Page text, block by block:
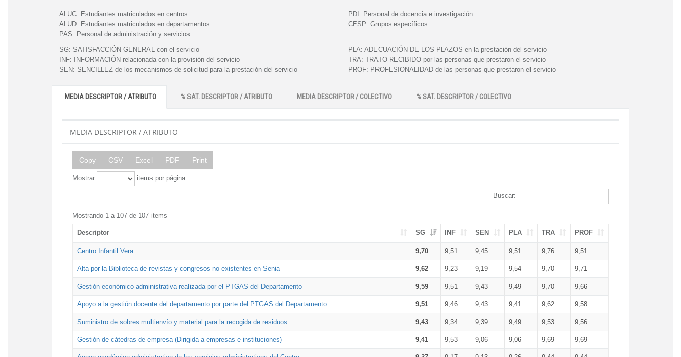
ALUC: Estudiantes matriculados en centros
ALUD: Estudiantes matriculados en departamentos
PAS: Personal de administración y servicios
PDI: Personal de docencia e investigación
CESP: Grupos específicos
SG: SATISFACCIÓN GENERAL con el servicio
INF:
INFORMACIÓN relacionada con la provisión del servicio
SEN: SENCILLEZ de los mecanismos de solicitud para la prestación del servicio
PLA: ADECUACIÓN DE LOS PLAZOS en la prestación del servicio
TRA: TRATO RECIBIDO por las personas que prestaron el servicio
PROF: PROFESIONALIDAD de las personas que prestaron el servicio
MEDIA DESCRIPTOR / ATRIBUTO % SAT. DESCRIPTOR / ATRIBUTO MEDIA DESCRIPTOR / COLECTIVO % SAT. DESCRIPTOR / COLECTIVO
MEDIA DESCRIPTOR / ATRIBUTO
Copy CSV Excel PDF Print
Mostrar items por página
Buscar:
Mostrando 1 a 107 de 107 items
Descriptor SG INF SEN PLA TRA PROF
Centro Infantil Vera 9,70 9,51 9,45 9,51 9,76 9,51
Alta por la Biblioteca de revistas y congresos no existentes en Senia 9,62 9,23 9,19 9,54 9,70 9,71
Gestión económico-administrativa realizada por el PTGAS del Departamento 9,59 9,51 9,43 9,49 9,70 9,66
Apoyo a la gestión docente del departamento por parte del PTGAS del Departamento 9,51 9,46 9,43 9,41 9,62 9,58
Suministro de sobres multienvío y material para la recogida de residuos 9,43 9,34 9,39 9,49 9,53 9,56
Gestión de cátedras de empresa (Dirigida a empresas e instituciones) 9,41 9,53 9,06 9,06 9,69 9,69